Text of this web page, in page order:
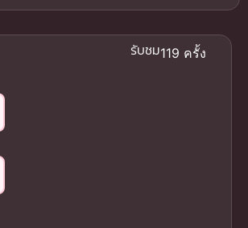
รับชม119 ครั้ง